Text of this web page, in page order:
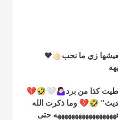
زي ما نحب👍🏻❤️
كذا من برد🤷🏻‍♀️🤍🤣💔
🤣💔 وما ذكرت الله
حتى